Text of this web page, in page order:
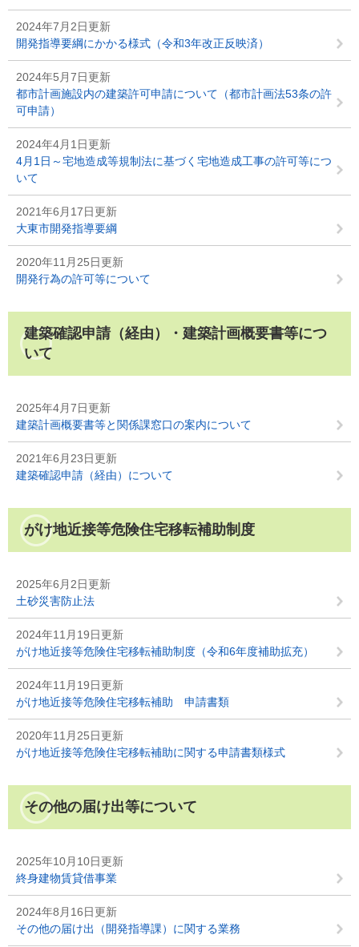
2024年7月2日更新
開発指導要綱にかかる様式（令和3年改正反映済）
2024年5月7日更新
都市計画施設内の建築許可申請について（都市計画法53条の許
可申請）
2024年4月1日更新
4月1日～宅地造成等規制法に基づく宅地造成工事の許可等につ
いて
2021年6月17日更新
大東市開発指導要綱
2020年11月25日更新
開発行為の許可等について
建築確認申請（経由）・建築計画概要書等につ
いて
2025年4月7日更新
建築計画概要書等と関係課窓口の案内について
2021年6月23日更新
建築確認申請（経由）について
がけ地近接等危険住宅移転補助制度
2025年6月2日更新
土砂災害防止法
2024年11月19日更新
がけ地近接等危険住宅移転補助制度（令和6年度補助拡充）
2024年11月19日更新
がけ地近接等危険住宅移転補助 申請書類
2020年11月25日更新
がけ地近接等危険住宅移転補助に関する申請書類様式
その他の届け出等について
2025年10月10日更新
終身建物賃貸借事業
2024年8月16日更新
その他の届け出（開発指導課）に関する業務